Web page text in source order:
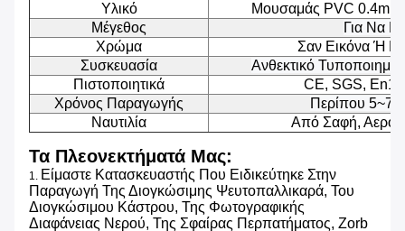
Υλικό
Μουσαμάς PVC 0.4mm
Μέγεθος
Για Να
Χρώμα
Σαν Εικόνα Ή
Συσκευασία
Ανθεκτικό
Πιστοποιητικά
CE, SGS,
Χρόνος Παραγωγής
Περίπου 5~7
Ναυτιλία
Από Σαφή,
Τα Πλεονεκτήματά Μας:
1. Είμαστε Κατασκευαστής Που Ειδικεύτηκε Στην
Παραγωγή Της Διογκώσιμης Ψευτοπαλλικαρά, Του
Διογκώσιμου Κάστρου, Της Φωτογραφικής
Διαφάνειας Νερού, Της Σφαίρας Περπατήματος, Zorb